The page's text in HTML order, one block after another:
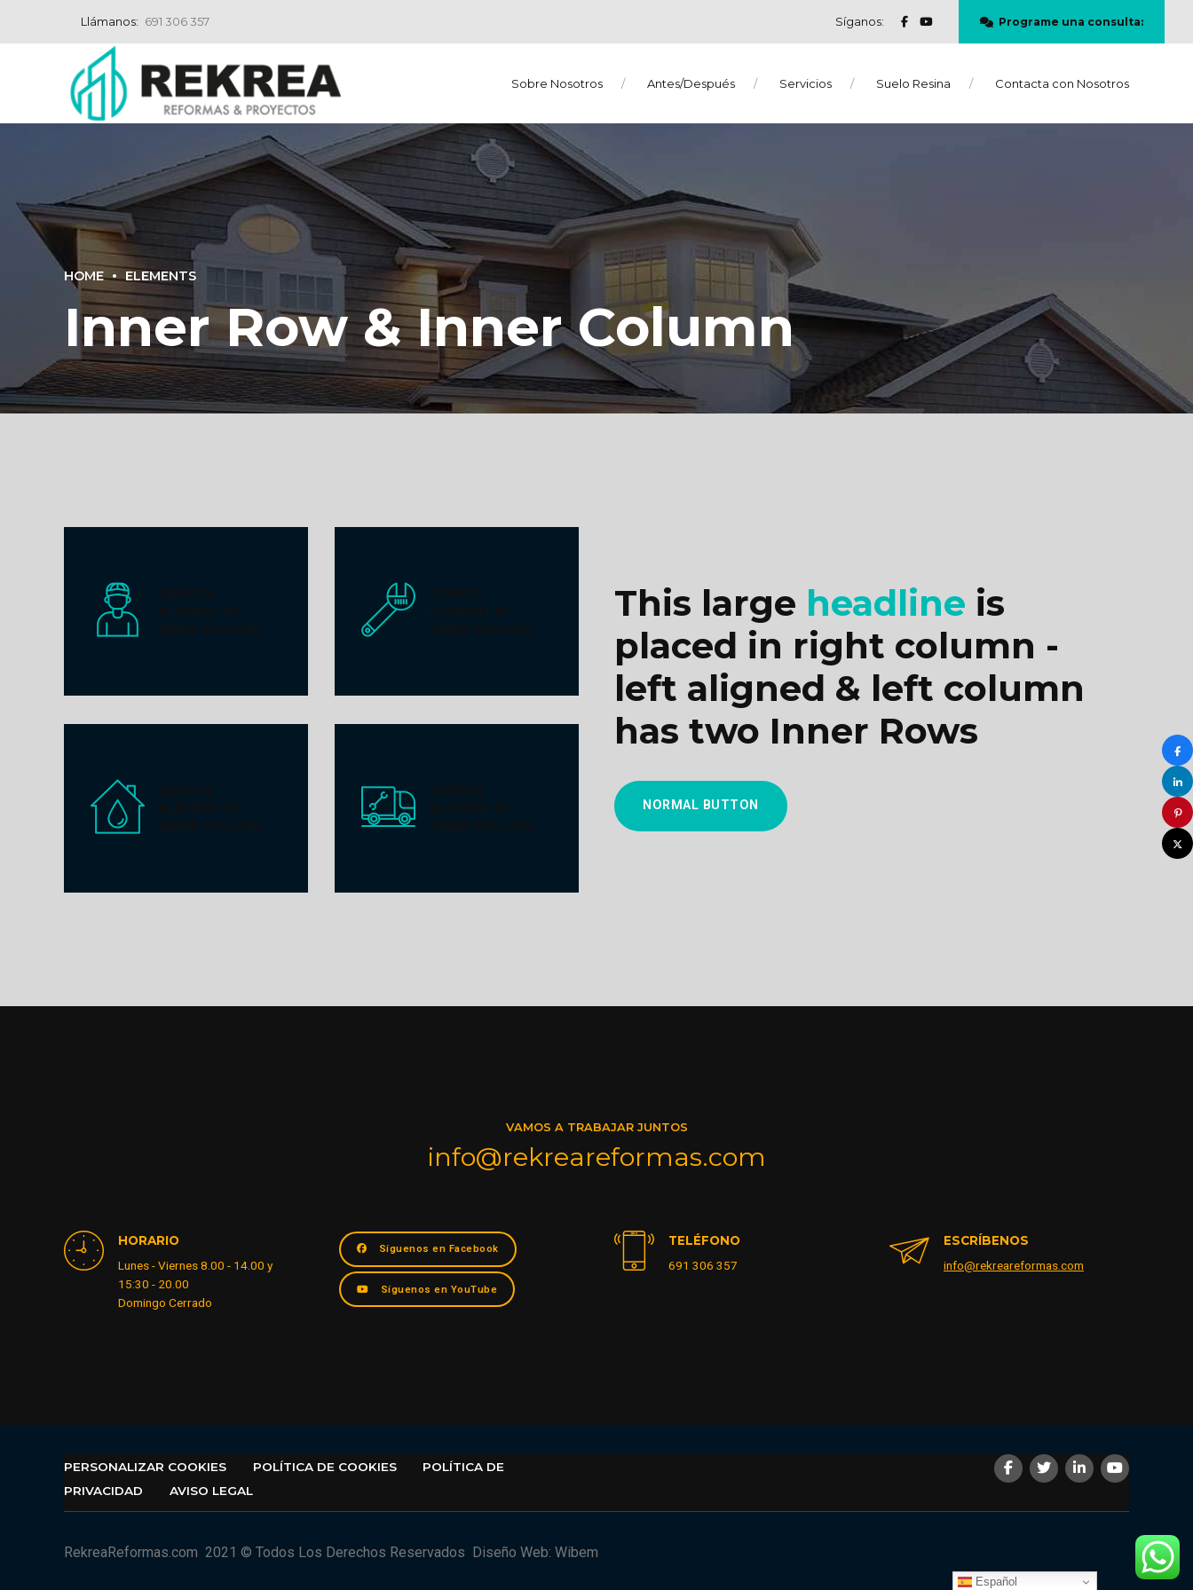
Llámanos: 691 306 357 Síganos: Programe una consulta:
Sobre Nosotros Antes/Después Servicios Suelo Resina Contacta con Nosotros
HOME ELEMENTS
Inner Row & Inner Column
This large headline is
placed in right column -
left aligned & left column
has two Inner Rows
NORMAL BUTTON
VAMOS A TRABAJAR JUNTOS
info@rekreareformas.com
HORARIO
Lunes - Viernes 8.00 - 14.00 y
15:30 - 20.00
Domingo Cerrado
Síguenos en Facebook
Síguenos en YouTube
TELÉFONO
691 306 357
ESCRÍBENOS
info@rekreareformas.com
PERSONALIZAR COOKIES POLÍTICA DE COOKIES
POLÍTICA DE
PRIVACIDAD
AVISO LEGAL
RekreaReformas.com 2021 © Todos Los Derechos Reservados Diseño Web: Wibem
Español